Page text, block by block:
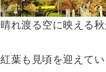
晴れ渡る空に映える
紅葉も見頃を迎えてい